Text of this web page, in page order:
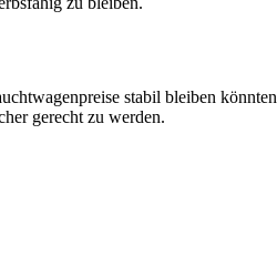
stabil bleiben
gerecht zu werden.